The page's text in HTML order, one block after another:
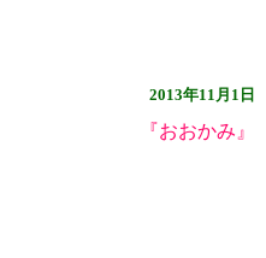
2013年11月1日
『おおかみ』